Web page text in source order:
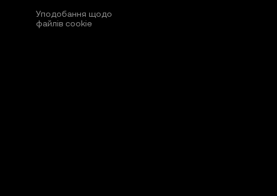
Уподобання щодо
файлів cookie